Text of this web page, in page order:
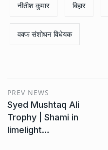
नीतीश कुमार ब‍िहार
वक्फ संशोधन विधेयक
PREV NEWS
Syed Mushtaq Ali
Trophy | Shami in
limelight…